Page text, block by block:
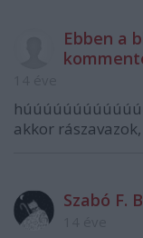
Ebben a
akkor
Szabó F.